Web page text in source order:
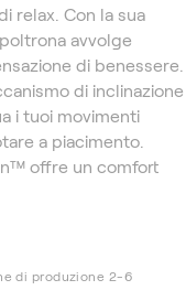
relax. Con la sua
avvolge
di benessere.
di inclinazione
i tuoi movimenti
a piacimento.
offre un comfort
di produzione 2-6